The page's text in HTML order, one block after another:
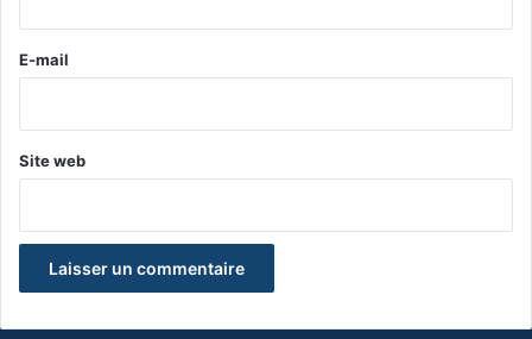
e
E-mail
Site web